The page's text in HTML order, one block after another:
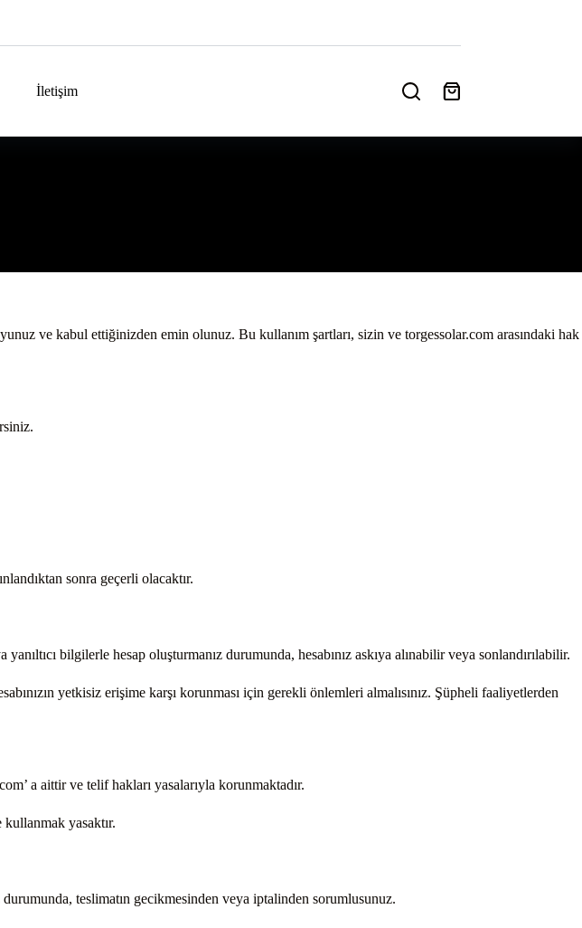
İletişim
Shopping
ve kabul ettiğinizden emin olunuz. Bu kullanım şartları, sizin ve torgessolar.com arasındaki hak
sonra geçerli olacaktır.
bilgilerle hesap oluşturmanız durumunda, hesabınız askıya alınabilir veya sonlandırılabilir.
yetkisiz erişime karşı korunması için gerekli önlemleri almalısınız. Şüpheli faaliyetlerden
a aittir ve telif hakları yasalarıyla korunmaktadır.
yasaktır.
teslimatın gecikmesinden veya iptalinden sorumlusunuz.